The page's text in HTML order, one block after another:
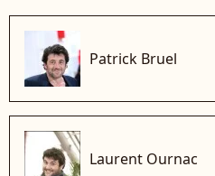
Patrick Bruel
Laurent Ournac